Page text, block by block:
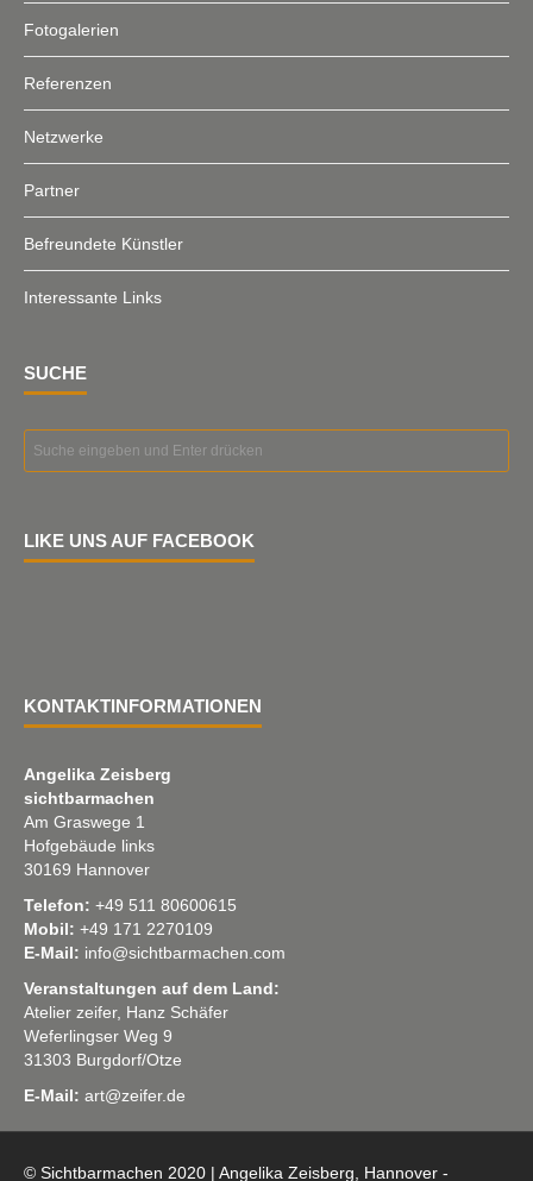
Fotogalerien
Referenzen
Netzwerke
Partner
Befreundete Künstler
Interessante Links
SUCHE
LIKE UNS AUF FACEBOOK
KONTAKTINFORMATIONEN
Angelika Zeisberg
sichtbarmachen
Am Graswege 1
Hofgebäude links
30169 Hannover
Telefon: +49 511 80600615
Mobil: +49 171 2270109
E-Mail: info@sichtbarmachen.com
Veranstaltungen auf dem Land:
Atelier zeifer, Hanz Schäfer
Weferlingser Weg 9
31303 Burgdorf/Otze
E-Mail: art@zeifer.de
© Sichtbarmachen 2020 | Angelika Zeisberg, Hannover -